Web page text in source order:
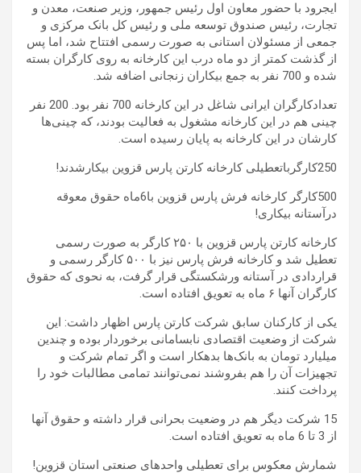
ایجرود با حضور معاون اول رئیس جمهور، وزیر صنعت، معدن و
تجارت، رئیس صندوق توسعه ملی و رئیس کل بانک مرکزی و
جمعی از مسئولان استانی به صورت رسمی افتتاح شد، اما پس
از گذشت کمتر از دو ماه درب این کارخانه به روی کارگران بسته
شده و 700 نفر به جمع بیکاران زنجانی اضافه شد.
تعدادکارگران ایرانی شاغل در این کارخانه 700 نفر بود. 200 نفر
چینی هم در این کارخانه مشغول به فعالیت بودند، که چینی‌‎ها
کارشان در این کارخانه به پایان رسیده است.
250کارگرباتعطیلی کارخانه کارتن پارس قزوین بیکارشدند!
500کارگر کارخانه فرش پارس قزوین با6ماه حقوق معوقه
درآستانه بیکاری!
کارخانه کارتن پارس قزوین با ۲۵۰ کارگر به صورت رسمی
تعطیل شد و کارخانه فرش پارس نیز با ۵۰۰ کارگر رسمی و
قراردادی در آستانه ورشکستگی قرار گرفت، به نحوی که حقوق
کارگران آنها ۶ ماه به تعویق افتاده است.
یکی از کارکنان سابق شرکت کارتن پارس اظهار داشت: این
شرکت از وضعیت اقتصادی نابسامانی برخوردار بوده و چندین
میلیارد تومان به بانک‌ها بدهکار است و اگر تمام شرکت و
تجهیزات آن را هم بفروشند نمی‌توانند تمامی مطالبات خود را
پرداخت کنند.
15 شرکت دیگر هم در وضعیت بحرانی قرار داشته و حقوق آنها
از 3 تا 6 ماه به تعویق افتاده است.
شمارش معکوس برای تعطیلی واحدهای صنعتی استان قزوین!